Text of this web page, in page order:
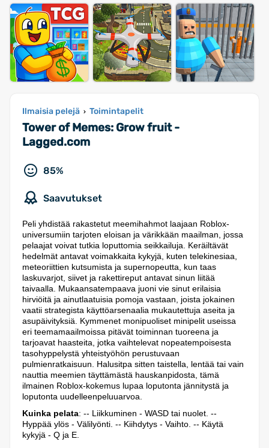
Ilmaisia pelejä › Toimintapelit
Tower of Memes: Grow fruit -
Lagged.com
85%
Saavutukset
Peli yhdistää rakastetut meemihahmot laajaan Roblox-
universumiin tarjoten eloisan ja värikkään maailman, jossa
pelaajat voivat tutkia loputtomia seikkailuja. Keräiltävät
hedelmät antavat voimakkaita kykyjä, kuten telekinesiaa,
meteoriittien kutsumista ja supernopeutta, kun taas
laskuvarjot, siivet ja rakettireput antavat sinun liitää
taivaalla. Mukaansatempaava juoni vie sinut erilaisia
hirviöitä ja ainutlaatuisia pomoja vastaan, joista jokainen
vaatii strategista käyttöarsenaalia mukautettuja aseita ja
asupäivityksiä. Kymmenet monipuoliset minipelit useissa
eri teemamaailmoissa pitävät toiminnan tuoreena ja
tarjoavat haasteita, jotka vaihtelevat nopeatempoisesta
tasohyppelystä yhteistyöhön perustuvaan
pulmienratkaisuun. Halusitpa sitten taistella, lentää tai vain
nauttia meemien täyttämästä hauskanpidosta, tämä
ilmainen Roblox-kokemus lupaa loputonta jännitystä ja
loputonta uudelleenpeluuarvoa.
Kuinka pelata: -- Liikkuminen - WASD tai nuolet. --
Hyppää ylös - Välilyönti. -- Kiihdytys - Vaihto. -- Käytä
kykyjä - Q ja E.